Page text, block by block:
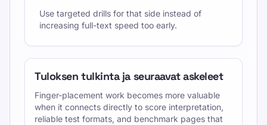
Use targeted drills for that side instead of
increasing full-text speed too early.
Tuloksen tulkinta ja seuraavat askeleet
Finger-placement work becomes more valuable
when it connects directly to score interpretation,
reliable test formats, and benchmark pages that